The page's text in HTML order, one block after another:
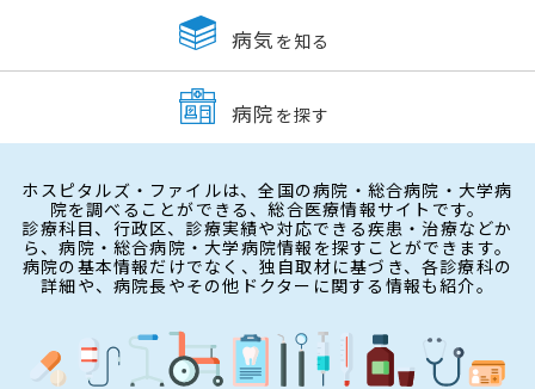
病気 を知る
病院 を探す
ホスピタルズ・ファイルは、全国の病院・総合病院・大学病
院を調べることができる、総合医療情報サイトです。
診療科目、行政区、診療実績や対応できる疾患・治療などか
ら、病院・総合病院・大学病院情報を探すことができます。
病院の基本情報だけでなく、独自取材に基づき、各診療科の
詳細や、病院長やその他ドクターに関する情報も紹介。